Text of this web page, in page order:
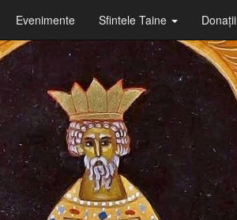
Evenimente Sfintele Taine Donații